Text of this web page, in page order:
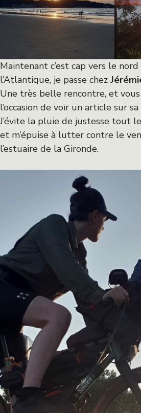
Maintenant c’est cap vers le
l’Atlantique, je passe chez
Une très belle rencontre, et
l’occasion de voir un article sur
J’évite la pluie de justesse tout
et m’épuise à lutter contre le
l’estuaire de la Gironde.